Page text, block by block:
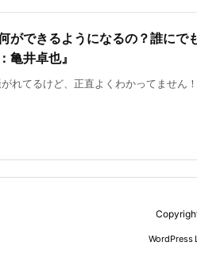
ができるようになるの？誰にで
井卓也』
がれてるけど、正直よくわかってません
WordPress